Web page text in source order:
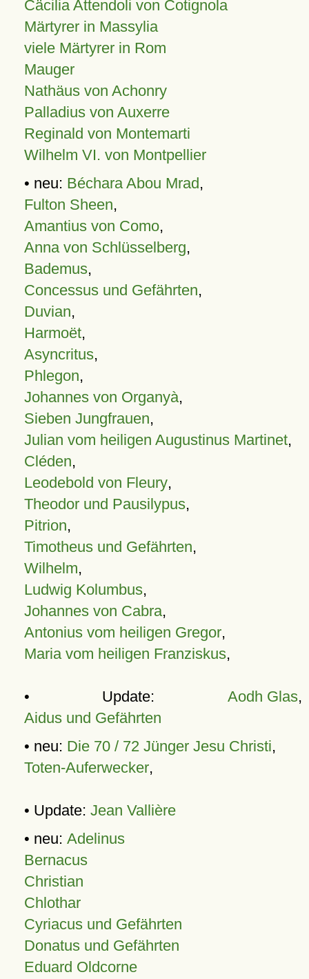
Cäcilia Attendoli von Cotignola
Märtyrer in Massylia
viele Märtyrer in Rom
Mauger
Nathäus von Achonry
Palladius von Auxerre
Reginald von Montemarti
Wilhelm VI. von Montpellier
• neu: Béchara Abou Mrad,
Fulton Sheen,
Amantius von Como,
Anna von Schlüsselberg,
Bademus,
Concessus und Gefährten,
Duvian,
Harmoët,
Asyncritus,
Phlegon,
Johannes von Organyà,
Sieben Jungfrauen,
Julian vom heiligen Augustinus Martinet,
Cléden,
Leodebold von Fleury,
Theodor und Pausilypus,
Pitrion,
Timotheus und Gefährten,
Wilhelm,
Ludwig Kolumbus,
Johannes von Cabra,
Antonius vom heiligen Gregor,
Maria vom heiligen Franziskus,
• Update: Aodh Glas,
Aidus und Gefährten
• neu: Die 70 / 72 Jünger Jesu Christi,
Toten-Auferwecker,
• Update: Jean Vallière
• neu: Adelinus
Bernacus
Christian
Chlothar
Cyriacus und Gefährten
Donatus und Gefährten
Eduard Oldcorne